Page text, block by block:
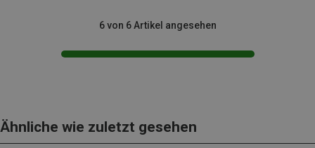
6 von 6 Artikel angesehen
Ähnliche wie zuletzt gesehen